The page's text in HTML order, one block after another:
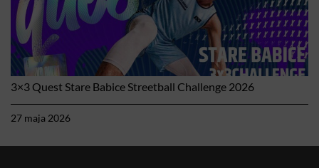
3×3 Quest Stare Babice Streetball Challenge 2026
27 maja 2026